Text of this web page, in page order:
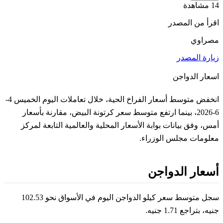
14 مشاهدة
اقرأ من المصدر
مصراوي
زيارة المصدر
اسعار الدواجن
انخفض متوسط أسعار الفراخ الحية، خلال تعاملات اليوم الخميس 4-
6-2026، بينما ارتفع متوسط سعر كرتونة البيض، مقارنة بأسعار
أمس، وفق بيانات بوابة الأسعار المحلية والعالمية التابعة لمركز
معلومات مجلس الوزراء.
أسعار الدواجن
سجل متوسط سعر كيلو الدواجن اليوم في الأسواق نحو 102.53
جنيه، بتراجع 1.71 جنيه.